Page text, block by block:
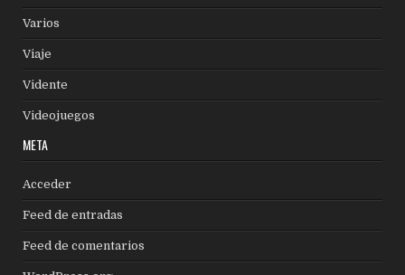
Varios
Viaje
Vidente
Videojuegos
META
Acceder
Feed de entradas
Feed de comentarios